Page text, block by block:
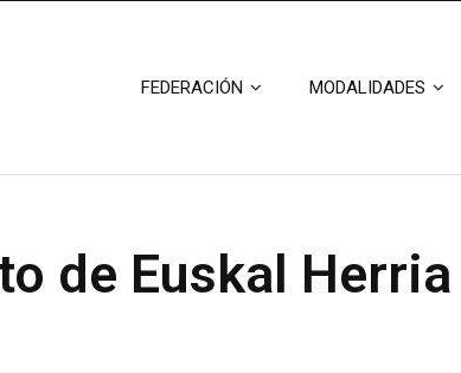
FEDERACIÓN MODALIDADES
de Euskal